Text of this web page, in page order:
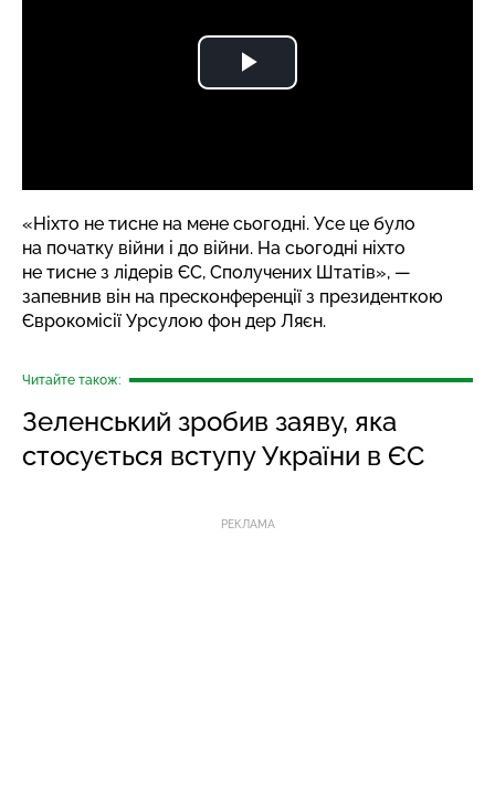
«Ніхто не тисне на мене сьогодні. Усе це було
на початку війни і до війни. На сьогодні ніхто
не тисне з лідерів ЄС, Сполучених Штатів», —
запевнив він на пресконференції з президенткою
Єврокомісії Урсулою фон дер Ляєн.
Читайте також:
Зеленський зробив заяву, яка
стосується вступу України в ЄС
РЕКЛАМА